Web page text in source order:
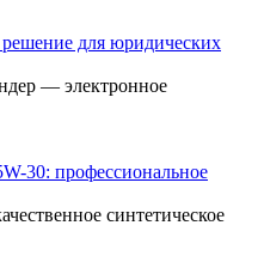
для юридических
— электронное
30: профессиональное
синтетическое